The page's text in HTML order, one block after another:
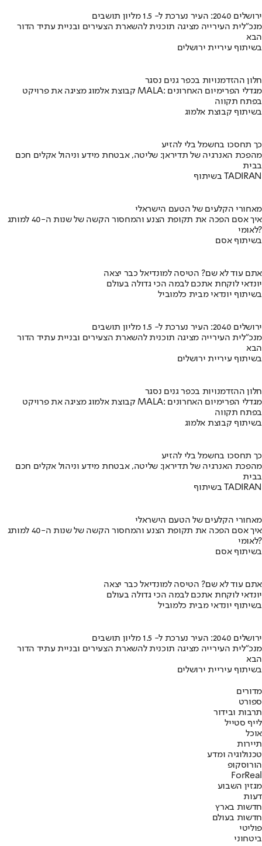
ירושלים 2040: העיר נערכת ל- 1.5 מליון תושבים
מנכ"לית העירייה מציגה תוכנית להשארת הצעירים ובניית עתיד הדור
הבא
בשיתוף עיריית ירושלים
חלון ההזדמנויות בכפר גנים נסגר
קבוצת אלמוג מציגה את פרויקט MALA: מגדלי הפרימיום האחרונים
בפתח תקווה
בשיתוף קבוצת אלמוג
כך תחסכו בחשמל בלי להזיע
מהפכת האנרגיה של תדיראן: שליטה, אבטחת מידע וניהול אקלים חכם
בבית
בשיתוף TADIRAN
מאחורי הקלעים של הטעם הישראלי
איך אסם הפכה את תקופת הצנע והמחסור הקשה של שנות ה-40 למותג
לאומי?
בשיתוף אסם
אתם עוד לא שם? הטיסה למונדיאל כבר יצאה
יונדאי לוקחת אתכם לבמה הכי גדולה בעולם
בשיתוף יונדאי מבית כלמוביל
ירושלים 2040: העיר נערכת ל- 1.5 מליון תושבים
מנכ"לית העירייה מציגה תוכנית להשארת הצעירים ובניית עתיד הדור
הבא
בשיתוף עיריית ירושלים
חלון ההזדמנויות בכפר גנים נסגר
קבוצת אלמוג מציגה את פרויקט MALA: מגדלי הפרימיום האחרונים
בפתח תקווה
בשיתוף קבוצת אלמוג
כך תחסכו בחשמל בלי להזיע
מהפכת האנרגיה של תדיראן: שליטה, אבטחת מידע וניהול אקלים חכם
בבית
בשיתוף TADIRAN
מאחורי הקלעים של הטעם הישראלי
איך אסם הפכה את תקופת הצנע והמחסור הקשה של שנות ה-40 למותג
לאומי?
בשיתוף אסם
אתם עוד לא שם? הטיסה למונדיאל כבר יצאה
יונדאי לוקחת אתכם לבמה הכי גדולה בעולם
בשיתוף יונדאי מבית כלמוביל
ירושלים 2040: העיר נערכת ל- 1.5 מליון תושבים
מנכ"לית העירייה מציגה תוכנית להשארת הצעירים ובניית עתיד הדור
הבא
בשיתוף עיריית ירושלים
מדורים
ספורט
תרבות ובידור
לייף סטייל
אוכל
תיירות
טכנולוגיה ומדע
הורוסקופ
ForReal
מגזין השבוע
דעות
חדשות בארץ
חדשות בעולם
פוליטי
ביטחוני